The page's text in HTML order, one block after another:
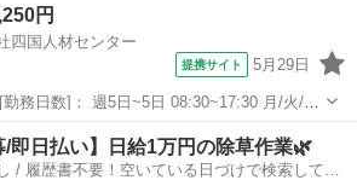
円
四国人材センター
提携サイト 5月29日
徒歩5分 [職種名]：醤油の製造販売会社での広...
他
/即日払い】日給1万円の除草作業🌿
/ 履歴書不要！空いている日づけで検索して即